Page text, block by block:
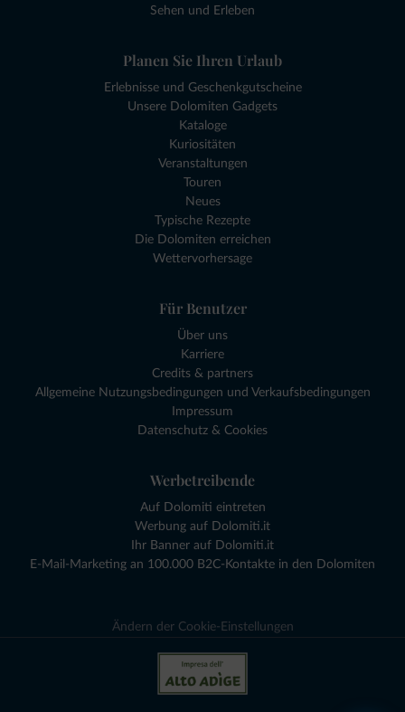
Sehen und Erleben
Planen Sie Ihren Urlaub
Erlebnisse und Geschenkgutscheine
Unsere Dolomiten Gadgets
Kataloge
Kuriositäten
Veranstaltungen
Touren
Neues
Typische Rezepte
Die Dolomiten erreichen
Wettervorhersage
Für Benutzer
Über uns
Karriere
Credits & partners
Allgemeine Nutzungsbedingungen und Verkaufsbedingungen
Impressum
Datenschutz & Cookies
Werbetreibende
Auf Dolomiti eintreten
Werbung auf Dolomiti.it
Ihr Banner auf Dolomiti.it
E-Mail-Marketing an 100.000 B2C-Kontakte in den Dolomiten
Ändern der Cookie-Einstellungen